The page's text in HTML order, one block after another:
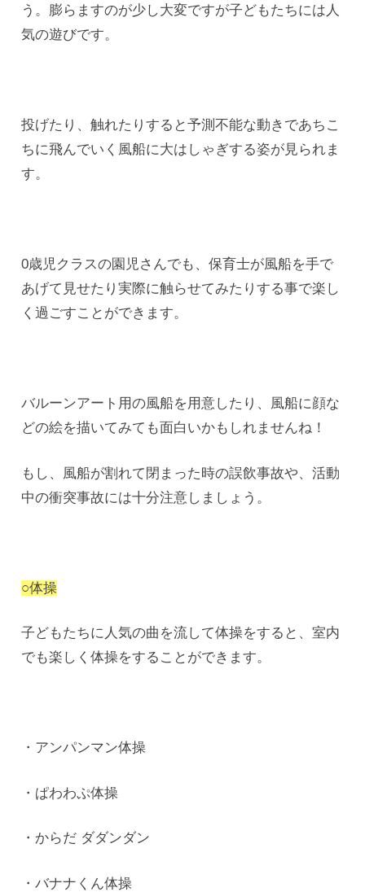
う。膨らますのが少し大変ですが子どもたちには人
気の遊びです。
投げたり、触れたりすると予測不能な動きであちこ
ちに飛んでいく風船に大はしゃぎする姿が見られま
す。
0歳児クラスの園児さんでも、保育士が風船を手で
あげて見せたり実際に触らせてみたりする事で楽し
く過ごすことができます。
バルーンアート用の風船を用意したり、風船に顔な
どの絵を描いてみても面白いかもしれませんね！
もし、風船が割れて閉まった時の誤飲事故や、活動
中の衝突事故には十分注意しましょう。
○体操
子どもたちに人気の曲を流して体操をすると、室内
でも楽しく体操をすることができます。
・アンパンマン体操
・ぱわわぷ体操
・からだ ダダンダン
・バナナくん体操